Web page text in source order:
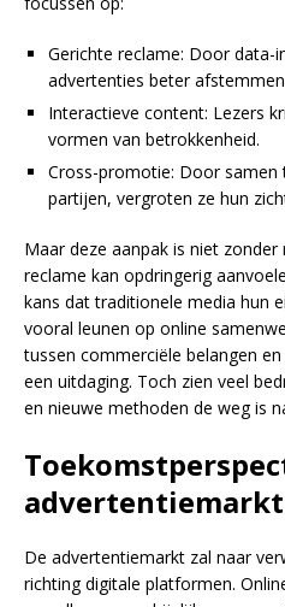
Gerichte reclame: Door data-
advertenties beter
Interactieve content: Lezers
vormen van betrokkenheid.
Cross-promotie: Door samen
partijen, vergroten ze hun
Maar deze aanpak is niet zonder
reclame kan opdringerig
kans dat traditionele media hun
vooral leunen op online
tussen commerciële belangen
een uitdaging. Toch zien veel
en nieuwe methoden de weg is
advertentiemarkt
De advertentiemarkt zal naar
richting digitale platformen.